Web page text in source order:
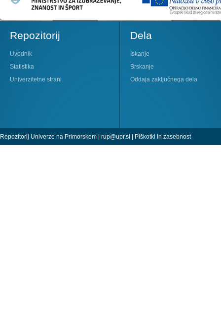
Repozitorij
Uvodnik
Statistika
Univerzitetne strani
Dela
Iskanje
Brskanje
Oddaja zaključnega dela
Repozitorij Univerze na Primorskem | rup@upr.si | Piškotki in zasebnost